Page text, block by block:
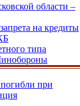
области –
на кредиты
типа
при